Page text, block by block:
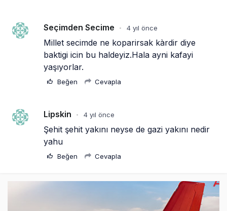
Seçimden Secime • 4 yıl önce
Millet secimde ne koparirsak kàrdir diye
baktigi icin bu haldeyiz.Hala ayni kafayi
yaşıyorlar.
Beğen Cevapla
Lipskin • 4 yıl önce
Şehit şehit yakını neyse de gazi yakını nedir
yahu
Beğen Cevapla